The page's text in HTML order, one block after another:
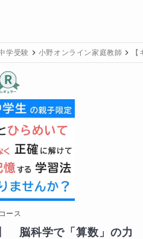
学受験 小野オンライン家庭教師
ース
　脳科学で「算数」の力